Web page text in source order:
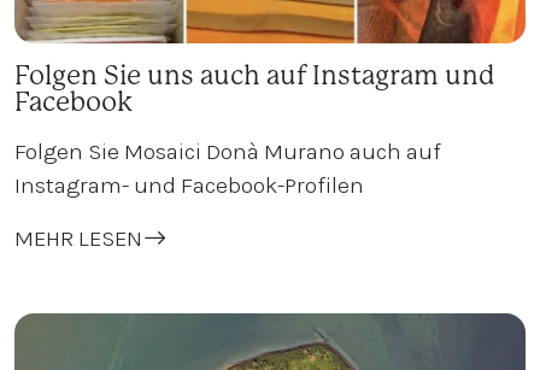
Folgen Sie uns auch auf Instagram und
Facebook
Folgen Sie Mosaici Donà Murano auch auf
Instagram- und Facebook-Profilen
MEHR LESEN